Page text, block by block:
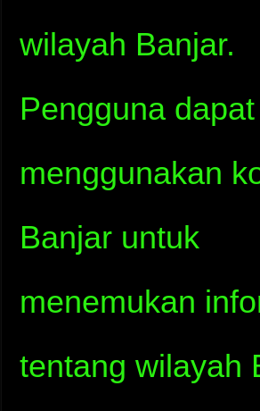
wilayah Banjar.
Pengguna dapat
menggunakan
Banjar untuk
menemukan
tentang wilayah